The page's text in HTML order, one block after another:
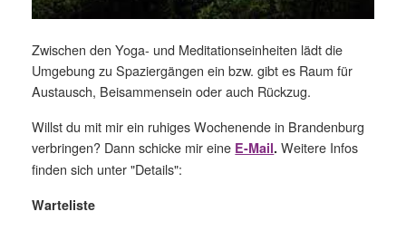
Zwischen den Yoga- und Meditationseinheiten lädt die
Umgebung zu Spaziergängen ein bzw. gibt es Raum für
Austausch, Beisammensein oder auch Rückzug.
Willst du mit mir ein ruhiges Wochenende in Brandenburg
verbringen? Dann schicke mir eine E-Mail. Weitere Infos
finden sich unter "Details":
Warteliste